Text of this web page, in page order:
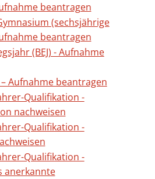
beantragen
(sechsjährige
beantragen
(BEJ) - Aufnahme
Aufnahme beantragen
Qualifikation -
nachweisen
Qualifikation -
Qualifikation -
anerkannte